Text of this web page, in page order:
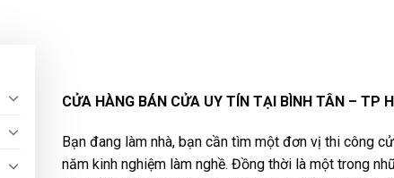
CỬA HÀNG BÁN CỬA UY TÍN TẠI BÌNH TÂN – TP
Bạn đang làm nhà, bạn cần tìm một đơn vị thi công
năm kinh nghiệm làm nghề. Đồng thời là một trong